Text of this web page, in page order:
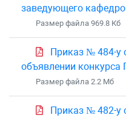
заведующего
Размер файла 969.8 Кб
Приказ № 484-у
объявлении конкурса
Размер файла 2.2 Mб
Приказ № 482-у